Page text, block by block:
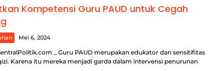
Kompetensi Guru PAUD untuk Cegah
Mei 6, 2024
_ Guru PAUD merupakan edukator dan sensitifitas
Karena itu mereka menjadi garda dalam intervensi penurunan